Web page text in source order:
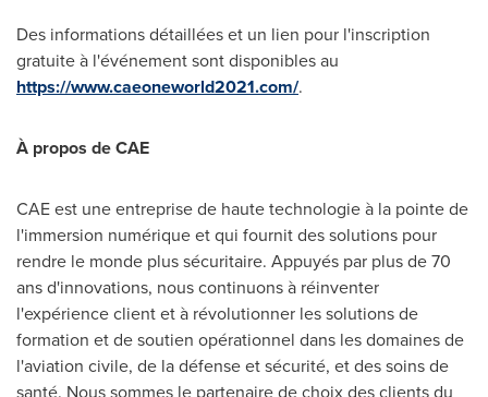
Des informations détaillées et un lien pour l'inscription
gratuite à l'événement sont disponibles au
https://www.caeoneworld2021.com/.
À propos de CAE
CAE est une entreprise de haute technologie à la pointe de
l'immersion numérique et qui fournit des solutions pour
rendre le monde plus sécuritaire. Appuyés par plus de 70
ans d'innovations, nous continuons à réinventer
l'expérience client et à révolutionner les solutions de
formation et de soutien opérationnel dans les domaines de
l'aviation civile, de la défense et sécurité, et des soins de
santé. Nous sommes le partenaire de choix des clients du